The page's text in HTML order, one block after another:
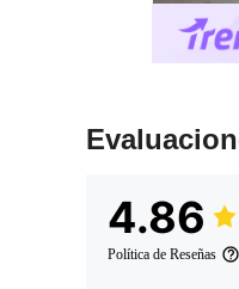
4.86
Política de Reseñas